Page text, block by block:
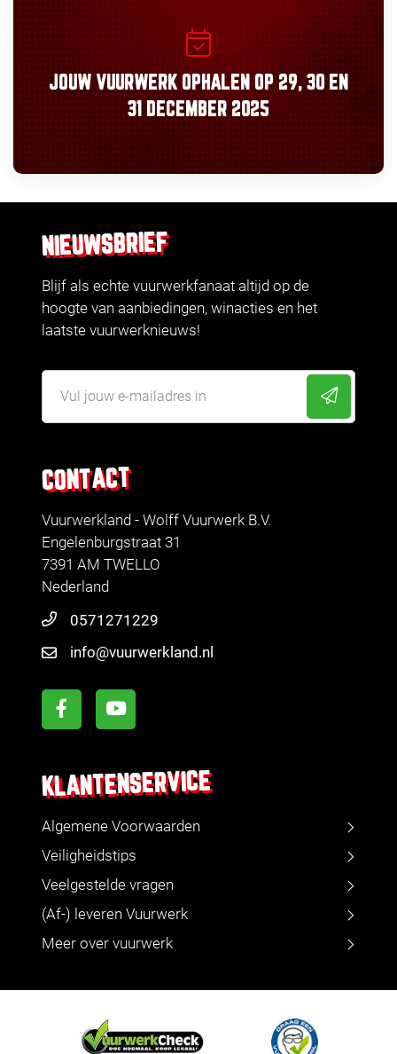
JOUW VUURWERK OPHALEN OP 29, 30 EN
31 DECEMBER 2025
CONTACT
Vuurwerkland - Wolff Vuurwerk B.V.
Engelenburgstraat 31
7391 AM TWELLO
Nederland
0571271229
info@vuurwerkland.nl
KLANTENSERVICE
Algemene Voorwaarden
Veiligheidstips
Veelgestelde vragen
(Af-) leveren Vuurwerk
Meer over vuurwerk
NIEUWSBRIEF
Blijf als echte vuurwerkfanaat altijd op de
hoogte van aanbiedingen, winacties en het
laatste vuurwerknieuws!